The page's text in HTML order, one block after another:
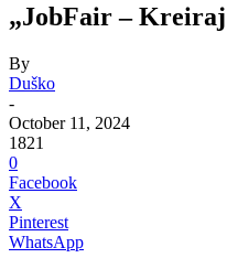
„JobFair – Kreiraj
By
Duško
-
October 11, 2024
1821
0
Facebook
X
Pinterest
WhatsApp